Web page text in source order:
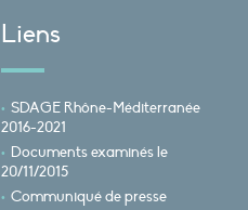
Liens
SDAGE Rhône-Méditerranée
2016-2021
Documents examinés le
20/11/2015
Communiqué de presse